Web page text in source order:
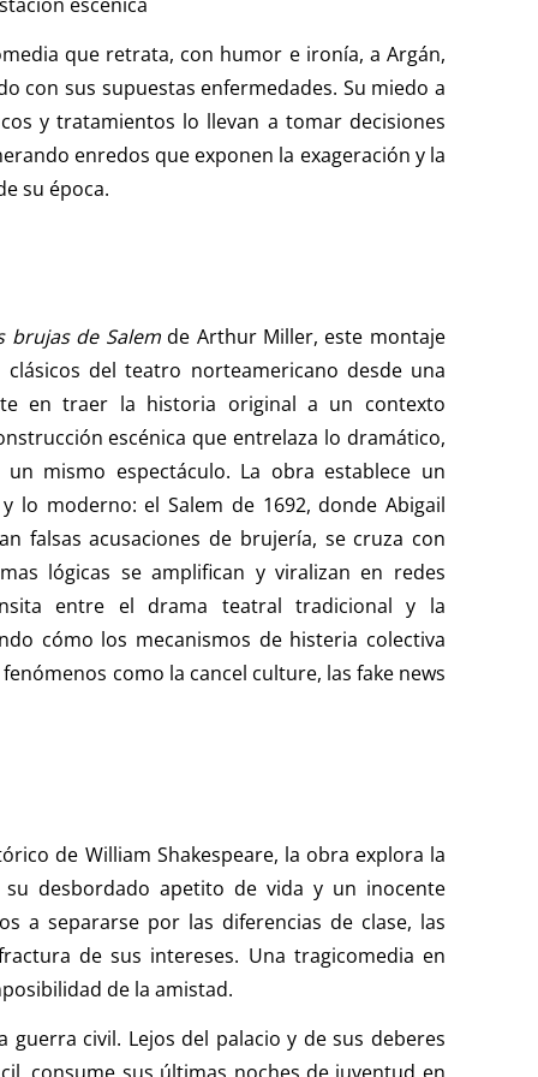
que retrata, con humor e ironía, a Argán,
con sus supuestas enfermedades. Su miedo a
y tratamientos lo llevan a tomar decisiones
enredos que exponen la exageración y la
su época.
brujas de Salemde Arthur Miller, este montaje
del teatro norteamericano desde una
en traer la historia original a un contexto
escénica que entrelaza lo dramático,
mismo espectáculo. La obra establece un
lo moderno: el Salem de 1692, donde Abigail
falsas acusaciones de brujería, se cruza con
lógicas se amplifican y viralizan en redes
entre el drama teatral tradicional y la
cómo los mecanismos de histeria colectiva
como la cancel culture, las fake news
de William Shakespeare, la obra explora la
desbordado apetito de vida y un inocente
a separarse por las diferencias de clase, las
de sus intereses. Una tragicomedia en
de la amistad.
civil. Lejos del palacio y de sus deberes